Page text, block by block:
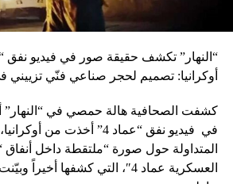
أوكرانيا: تصميم لحجر صناعي فنّي تزييني
كشفت الصحافية هالة حمصي في “النهار”
في فيديو
نفق “عماد 4” أخذت من
المتداولة حول صورة “ملتقطة داخل
العسكرية عماد 4″، التي كشفها